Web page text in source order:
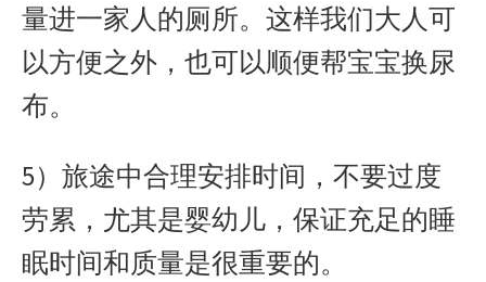
量进一家人的厕所。这样我们大人可
以方便之外，也可以顺便帮宝宝换尿
布。
5）旅途中合理安排时间，不要过度
劳累，尤其是婴幼儿，保证充足的睡
眠时间和质量是很重要的。